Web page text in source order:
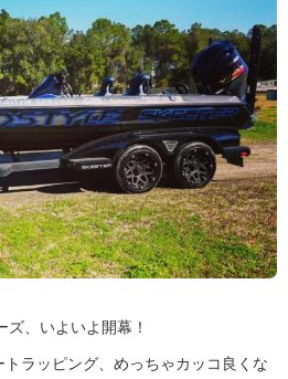
、いよいよ開幕！
ラッピング、めっちゃカッコ良くな